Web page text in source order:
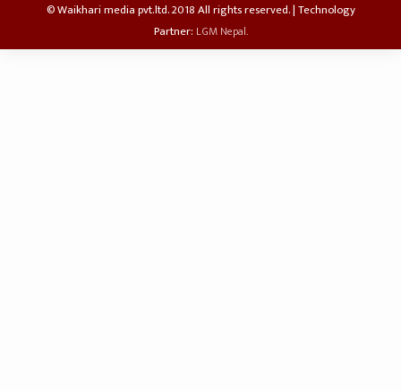
© Waikhari media pvt.ltd. 2018 All rights reserved. | Technology
Partner: LGM Nepal.